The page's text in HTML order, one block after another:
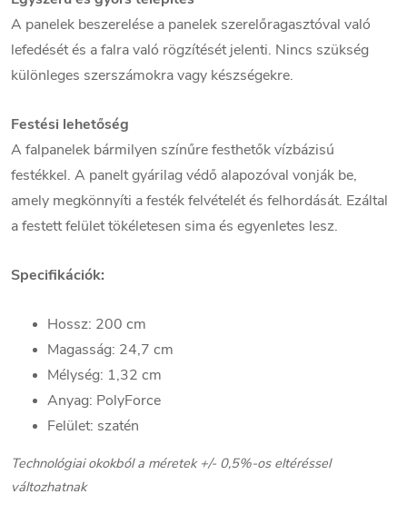
A panelek beszerelése a panelek szerelőragasztóval való
lefedését és a falra való rögzítését jelenti. Nincs szükség
különleges szerszámokra vagy készségekre.
Festési lehetőség
A falpanelek bármilyen színűre festhetők vízbázisú
festékkel. A panelt gyárilag védő alapozóval vonják be,
amely megkönnyíti a festék felvételét és felhordását. Ezáltal
a festett felület tökéletesen sima és egyenletes lesz.
Specifikációk:
Hossz: 200 cm
Magasság: 24,7 cm
Mélység: 1,32 cm
Anyag: PolyForce
Felület: szatén
Technológiai okokból a méretek +/- 0,5%-os eltéréssel
változhatnak